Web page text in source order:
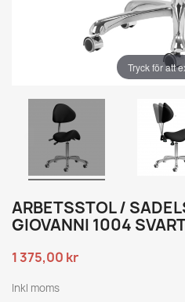
Tryck för att
ARBETSSTOL /
GIOVANNI 1004
1 375,00 kr
Inkl moms